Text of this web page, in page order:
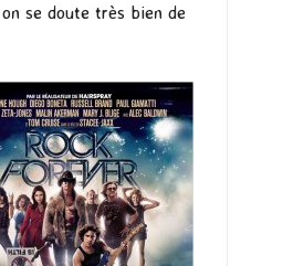
se doute très bien de